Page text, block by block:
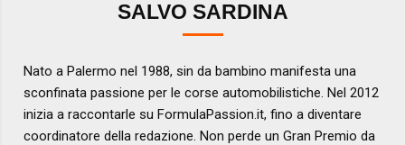
SALVO SARDINA
Nato a Palermo nel 1988, sin da bambino manifesta una
sconfinata passione per le corse automobilistiche. Nel 2012
inizia a raccontarle su FormulaPassion.it, fino a diventare
coordinatore della redazione. Non perde un Gran Premio da